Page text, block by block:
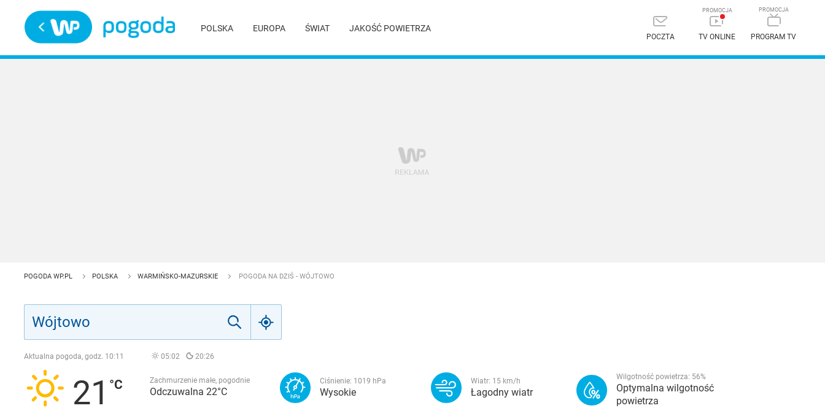
POLSKA EUROPA ŚWIAT JAKOŚĆ POWIETRZA
POCZTA TV ONLINE PROGRAM TV
POGODA WP.PL POLSKA WARMIŃSKO-MAZURSKIE POGODA NA DZIŚ - WÓJTOWO
Aktualna pogoda, godz. 10:11 05:02 20:26
21 Zachmurzenie małe, pogodnie
Odczuwalna 22°C
Ciśnienie: 1019 hPa
Wysokie
Wiatr: 15 km/h
Łagodny wiatr
Wilgotność powietrza: 56%
Optymalna wilgotność
powietrza